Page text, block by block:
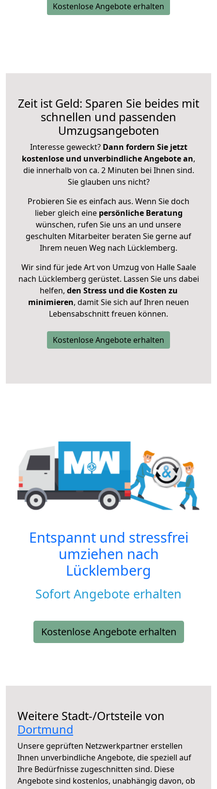
Kostenlose Angebote erhalten
Zeit ist Geld: Sparen Sie beides mit
schnellen und passenden
Umzugsangeboten
Interesse geweckt? Dann fordern Sie jetzt
kostenlose und unverbindliche Angebote an,
die innerhalb von ca. 2 Minuten bei Ihnen sind.
Sie glauben uns nicht?
Probieren Sie es einfach aus. Wenn Sie doch
lieber gleich eine persönliche Beratung
wünschen, rufen Sie uns an und unsere
geschulten Mitarbeiter beraten Sie gerne auf
Ihrem neuen Weg nach Lücklemberg.
Wir sind für jede Art von Umzug von Halle Saale
nach Lücklemberg gerüstet. Lassen Sie uns dabei
helfen, den Stress und die Kosten zu
minimieren, damit Sie sich auf Ihren neuen
Lebensabschnitt freuen können.
Kostenlose Angebote erhalten
Entspannt und stressfrei
umziehen nach
Lücklemberg
Sofort Angebote erhalten
Kostenlose Angebote erhalten
Weitere Stadt-/Ortsteile von
Dortmund
Unsere geprüften Netzwerkpartner erstellen
Ihnen unverbindliche Angebote, die speziell auf
Ihre Bedürfnisse zugeschnitten sind. Diese
Angebote sind kostenlos, unabhängig davon, ob